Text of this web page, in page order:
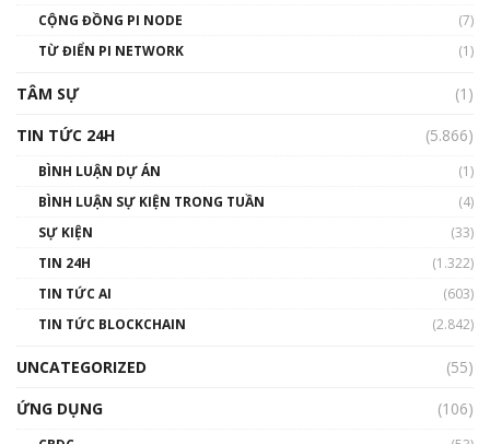
Talkshow 14: MemeCoin – Trò đùa tỷ đô
01:29:26
CỘNG ĐỒNG PI NODE
(7)
TỪ ĐIỂN PI NETWORK
(1)
TÂM SỰ
(1)
TIN TỨC 24H
(5.866)
BÌNH LUẬN DỰ ÁN
(1)
BÌNH LUẬN SỰ KIỆN TRONG TUẦN
(4)
SỰ KIỆN
(33)
TIN 24H
(1.322)
TIN TỨC AI
(603)
TIN TỨC BLOCKCHAIN
(2.842)
UNCATEGORIZED
(55)
ỨNG DỤNG
(106)